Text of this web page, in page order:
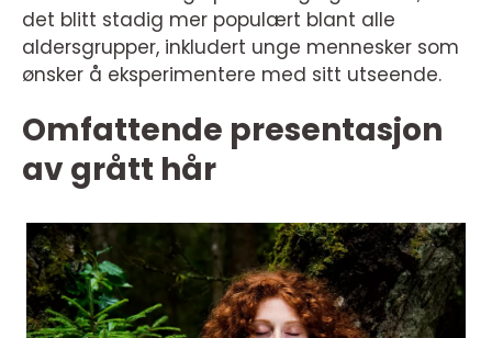
det blitt stadig mer populært blant alle
aldersgrupper, inkludert unge mennesker som
ønsker å eksperimentere med sitt utseende.
Omfattende presentasjon
av grått hår